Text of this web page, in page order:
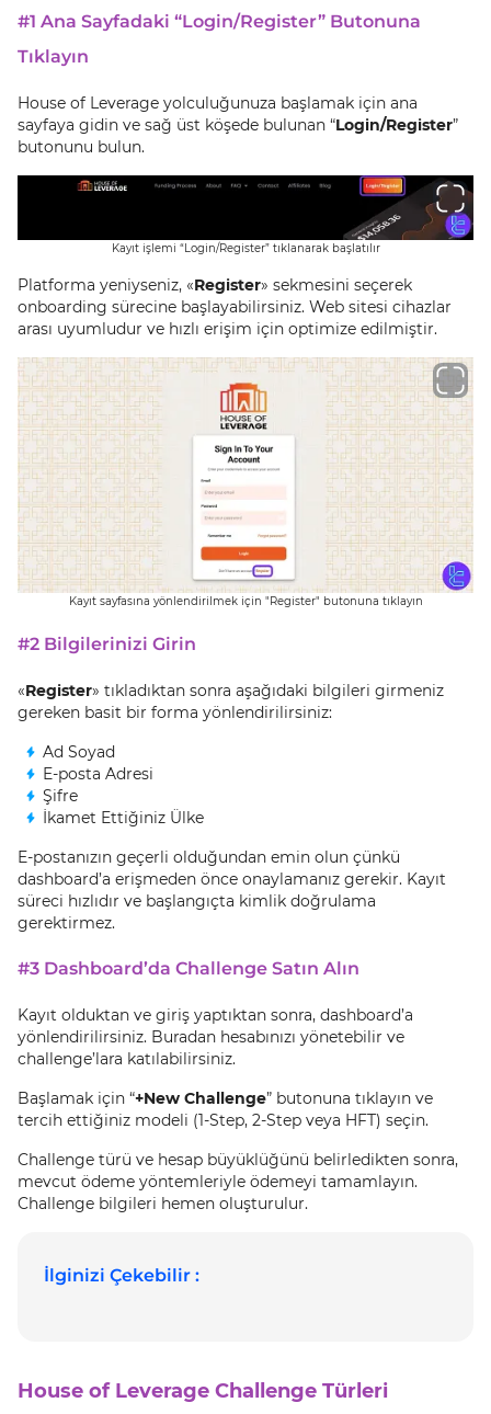
#1 Ana Sayfadaki “Login/Register” Butonuna
Tıklayın
House of Leverage yolculuğunuza başlamak için ana
sayfaya gidin ve sağ üst köşede bulunan “Login/Register”
butonunu bulun.
Kayıt işlemi “Login/Register” tıklanarak başlatılır
Platforma yeniyseniz, «Register» sekmesini seçerek
onboarding sürecine başlayabilirsiniz. Web sitesi cihazlar
arası uyumludur ve hızlı erişim için optimize edilmiştir.
Kayıt sayfasına yönlendirilmek için "Register" butonuna tıklayın
#2 Bilgilerinizi Girin
«Register» tıkladıktan sonra aşağıdaki bilgileri girmeniz
gereken basit bir forma yönlendirilirsiniz:
Ad Soyad
E-posta Adresi
Şifre
İkamet Ettiğiniz Ülke
E‑postanızın geçerli olduğundan emin olun çünkü
dashboard’a erişmeden önce onaylamanız gerekir. Kayıt
süreci hızlıdır ve başlangıçta kimlik doğrulama
gerektirmez.
#3 Dashboard’da Challenge Satın Alın
Kayıt olduktan ve giriş yaptıktan sonra, dashboard’a
yönlendirilirsiniz. Buradan hesabınızı yönetebilir ve
challenge’lara katılabilirsiniz.
Başlamak için “+New Challenge” butonuna tıklayın ve
tercih ettiğiniz modeli (1-Step, 2-Step veya HFT) seçin.
Challenge türü ve hesap büyüklüğünü belirledikten sonra,
mevcut ödeme yöntemleriyle ödemeyi tamamlayın.
Challenge bilgileri hemen oluşturulur.
İlginizi Çekebilir :
House of Leverage Challenge Türleri